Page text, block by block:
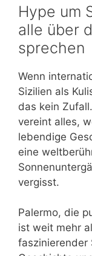
Hype um
alle über
sprechen
Wenn
Sizilien als
das kein
vereint alles,
lebendige
eine
vergisst.
Palermo, die
ist weit mehr
faszinierender